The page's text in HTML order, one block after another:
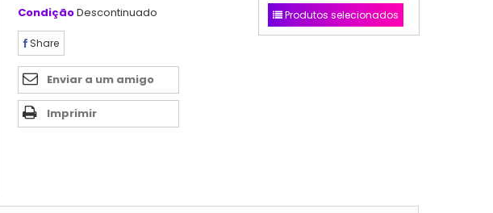
CondiçãoDescontinuado
Share
Enviar a um amigo
Imprimir
Produtos selecionados